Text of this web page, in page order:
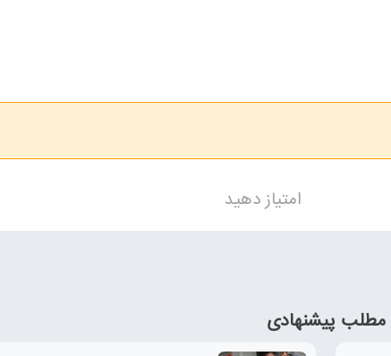
امتیاز دهید
مطلب پیشنهادی